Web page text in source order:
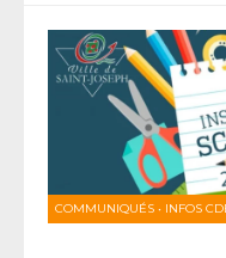
COMMUNIQUÉS • INFOS